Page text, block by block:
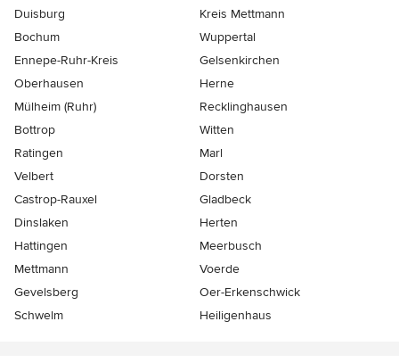
Duisburg
Kreis Mettmann
Bochum
Wuppertal
Ennepe-Ruhr-Kreis
Gelsenkirchen
Oberhausen
Herne
Mülheim (Ruhr)
Recklinghausen
Bottrop
Witten
Ratingen
Marl
Velbert
Dorsten
Castrop-Rauxel
Gladbeck
Dinslaken
Herten
Hattingen
Meerbusch
Mettmann
Voerde
Gevelsberg
Oer-Erkenschwick
Schwelm
Heiligenhaus